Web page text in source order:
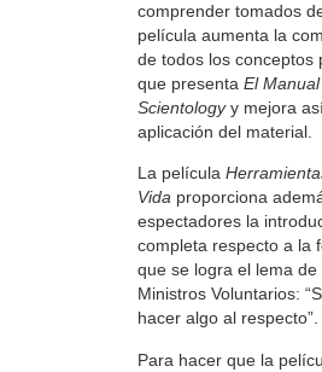
comprender tomados
película aumenta la
de todos los conceptos
que presenta El
Scientologyy mejora
aplicación del material.
La película
Vida proporciona
espectadores la
completa respecto a la
que se logra el lema de
Ministros Voluntarios:
hacer algo al respecto”.
Para hacer que la